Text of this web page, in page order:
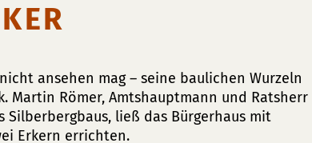
ansehen mag – seine baulichen Wurzeln
Martin Römer, Amtshauptmann und Ratsherr
ließ das Bürgerhaus mit
Erkern errichten.